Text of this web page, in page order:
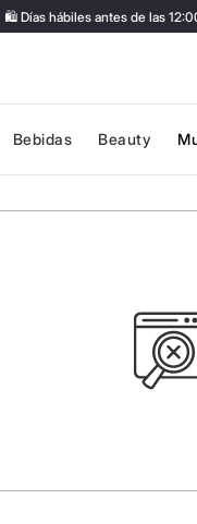
hábiles antes de las
Bebidas Beauty